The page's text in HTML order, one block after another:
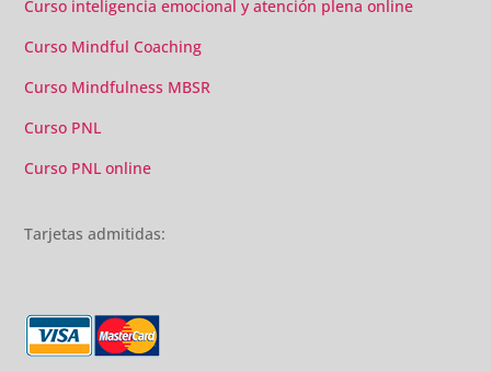
Curso inteligencia emocional y atención plena online
Curso Mindful Coaching
Curso Mindfulness MBSR
Curso PNL
Curso PNL online
Tarjetas admitidas: